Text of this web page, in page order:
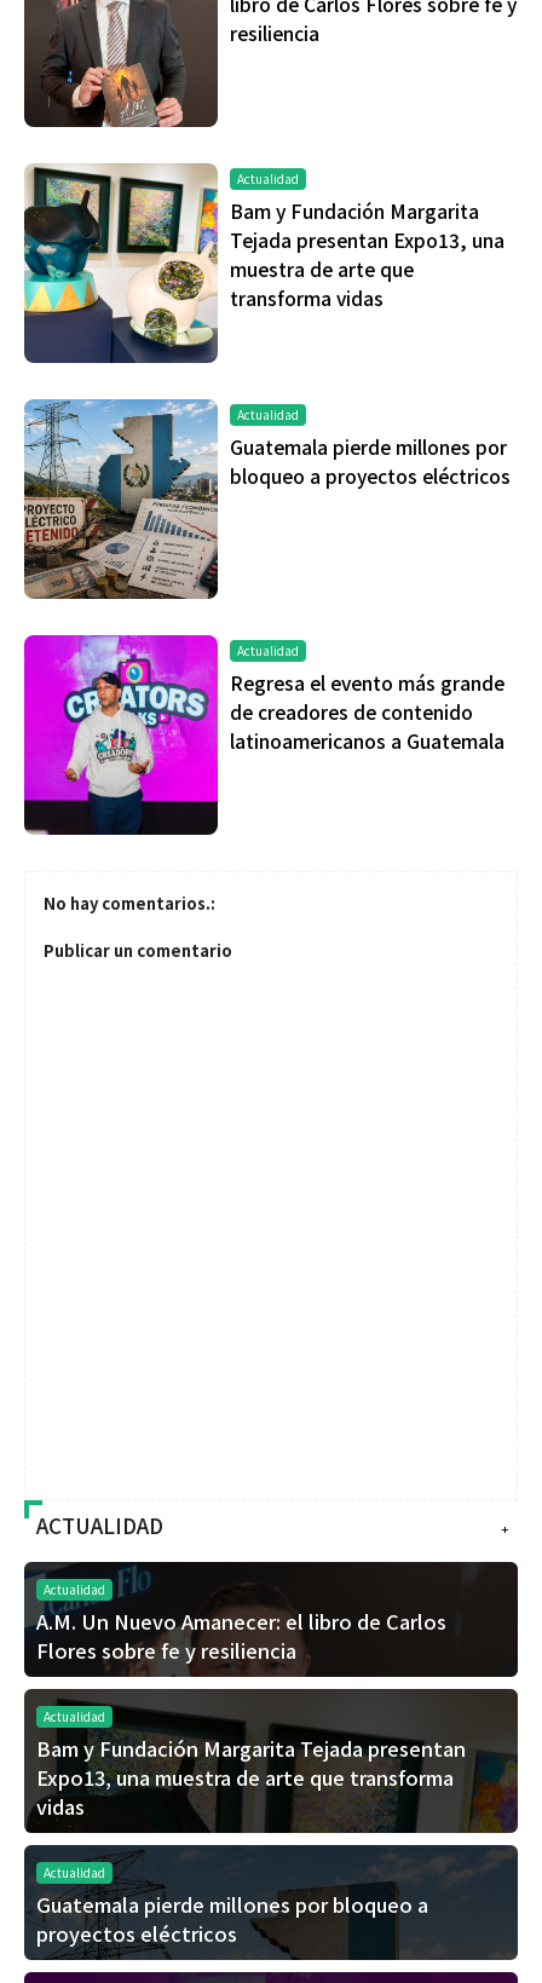
resiliencia
Actualidad
Bam y Fundación Margarita
Tejada presentan Expo13, una
muestra de arte que
transforma vidas
Actualidad
Guatemala pierde millones por
bloqueo a proyectos eléctricos
Actualidad
Regresa el evento más grande
de creadores de contenido
latinoamericanos a Guatemala
No hay comentarios.:
Publicar un comentario
+
ACTUALIDAD
Actualidad
A.M. Un Nuevo Amanecer: el libro de Carlos
Flores sobre fe y resiliencia
Actualidad
Bam y Fundación Margarita Tejada presentan
Expo13, una muestra de arte que transforma
vidas
Actualidad
Guatemala pierde millones por bloqueo a
proyectos eléctricos